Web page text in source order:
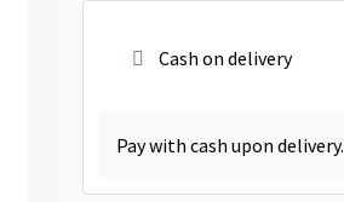
Cash on delivery
Pay with cash upon delivery.